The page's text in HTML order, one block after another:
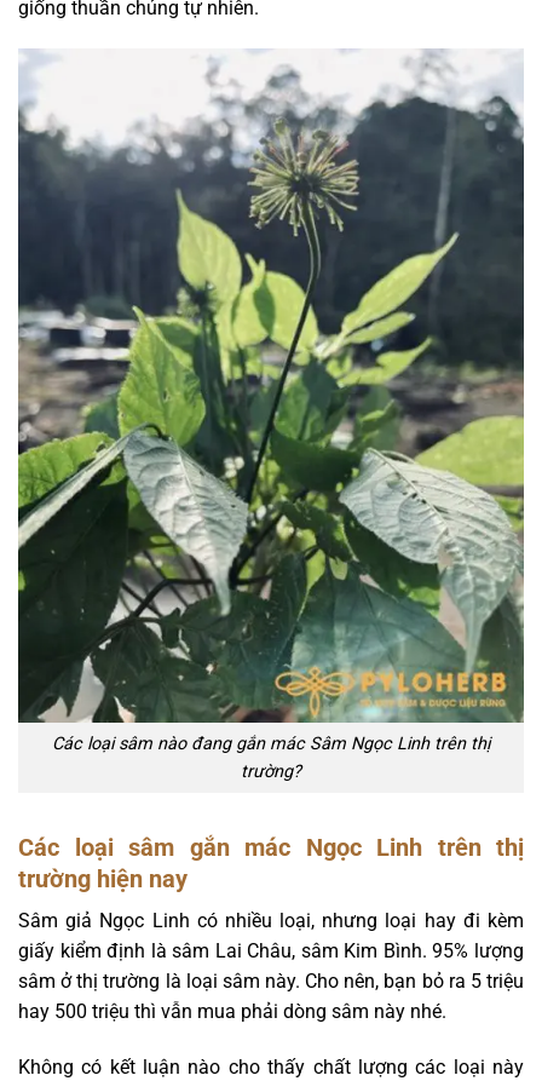
giống thuần chủng tự nhiên.
Các loại sâm nào đang gắn mác Sâm Ngọc Linh trên thị
trường?
Các loại sâm gắn mác Ngọc Linh trên thị
trường hiện nay
Sâm giả Ngọc Linh có nhiều loại, nhưng loại hay đi kèm
giấy kiểm định là sâm Lai Châu, sâm Kim Bình. 95% lượng
sâm ở thị trường là loại sâm này. Cho nên, bạn bỏ ra 5 triệu
hay 500 triệu thì vẫn mua phải dòng sâm này nhé.
Không có kết luận nào cho thấy chất lượng các loại này